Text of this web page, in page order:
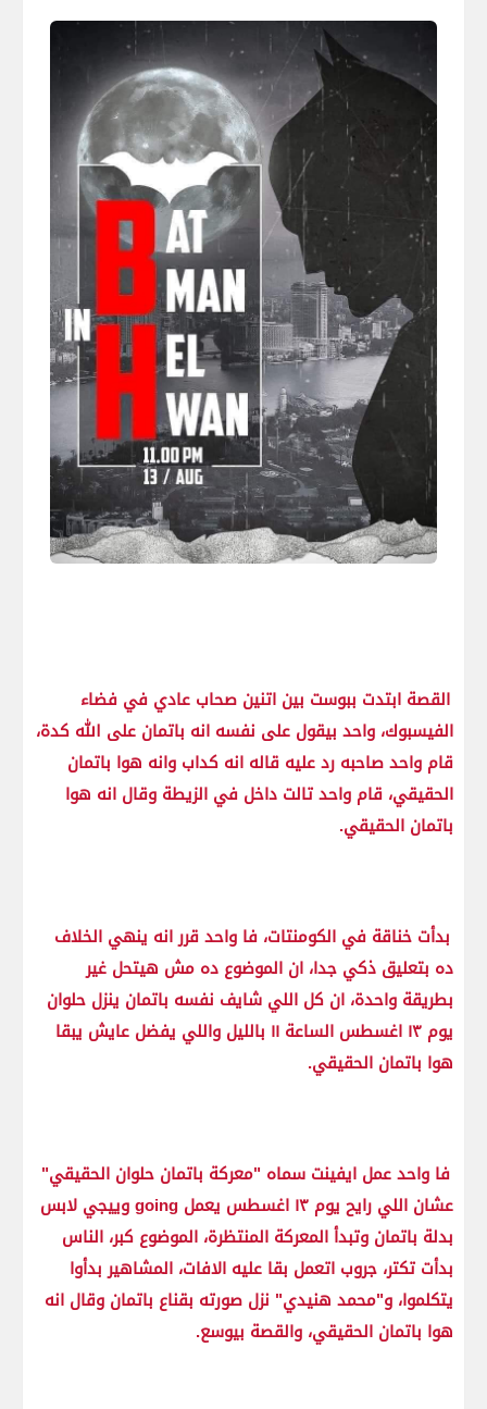
القصة ابتدت ببوست بين اتنين صحاب عادي في فضاء
الفيسبوك، واحد بيقول على نفسه انه باتمان على الله كدة،
قام واحد صاحبه رد عليه قاله انه كداب وانه هوا باتمان
الحقيقي، قام واحد تالت داخل في الزيطة وقال انه هوا
باتمان الحقيقي.
بدأت خناقة في الكومنتات، فا واحد قرر انه ينهي الخلاف
ده بتعليق ذكي جدا، ان الموضوع ده مش هيتحل غير
بطريقة واحدة، ان كل اللي شايف نفسه باتمان ينزل حلوان
يوم ١٣ اغسطس الساعة ١١ بالليل واللي يفضل عايش يبقا
هوا باتمان الحقيقي.
فا واحد عمل ايفينت سماه "معركة باتمان حلوان الحقيقي"
عشان اللي رايح يوم ١٣ اغسطس يعمل going وييجي لابس
بدلة باتمان وتبدأ المعركة المنتظرة، الموضوع كبر، الناس
بدأت تكتر، جروب اتعمل بقا عليه الافات، المشاهير بدأوا
يتكلموا، و"محمد هنيدي" نزل صورته بقناع باتمان وقال انه
هوا باتمان الحقيقي، والقصة بيوسع.